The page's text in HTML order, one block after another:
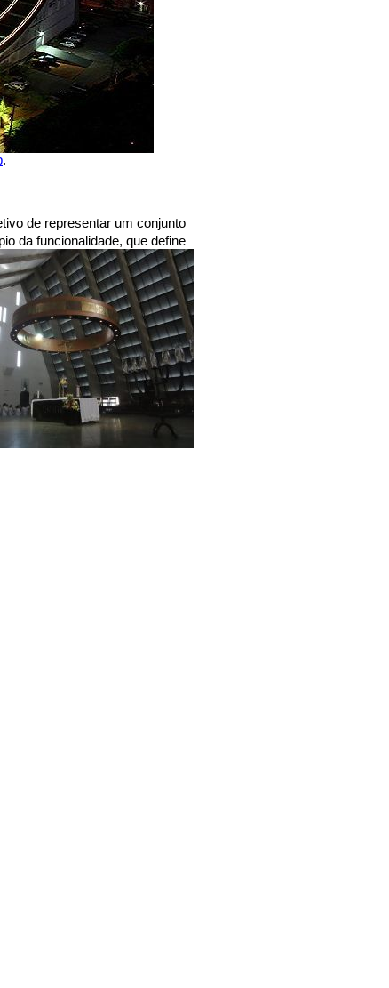
.
de representar um conjunto
da funcionalidade, que define